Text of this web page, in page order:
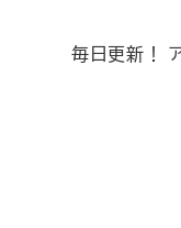
毎日更新！